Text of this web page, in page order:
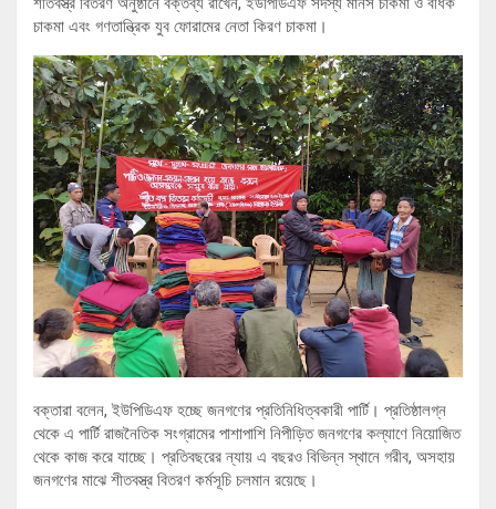
চাকমা এবং গণতান্ত্রিক যুব ফোরামের নেতা কিরণ চাকমা।
বক্তারা বলেন, ইউপিডিএফ হচ্ছে জনগণের প্রতিনিধিত্বকারী পার্টি। প্রতিষ্ঠালগ্ন
থেকে এ পার্টি রাজনৈতিক সংগ্রামের পাশাপাশি নিপীড়িত জনগণের কল্যাণে নিয়োজিত
থেকে কাজ করে যাচ্ছে। প্রতিবছরের ন্যায় এ বছরও বিভিন্ন স্থানে গরীব, অসহায়
জনগণের মাঝে শীতবস্ত্র বিতরণ কর্মসূচি চলমান রয়েছে।